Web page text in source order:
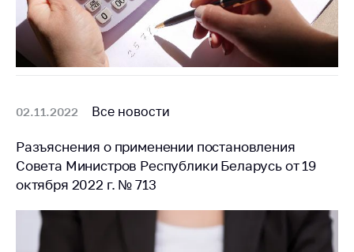
02.11.2022 Все новости
Разъяснения о применении постановления
Совета Министров Республики Беларусь от 19
октября 2022 г. № 713